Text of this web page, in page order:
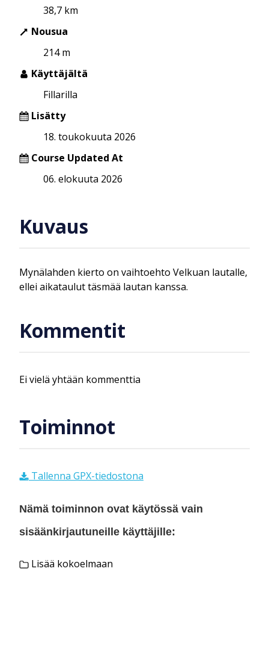
38,7 km
Nousua
214 m
Käyttäjältä
Fillarilla
Lisätty
18. toukokuuta 2026
Course Updated At
06. elokuuta 2026
Kuvaus
Mynälahden kierto on vaihtoehto Velkuan lautalle,
ellei aikataulut täsmää lautan kanssa.
Kommentit
Ei vielä yhtään kommenttia
Toiminnot
Tallenna GPX-tiedostona
Nämä toiminnon ovat käytössä vain
sisäänkirjautuneille käyttäjille:
Lisää kokoelmaan